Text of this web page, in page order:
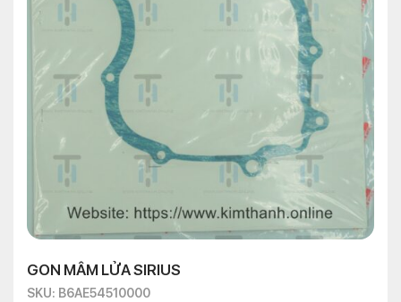
GON MÂM LỬA SIRIUS
SKU: B6AE54510000